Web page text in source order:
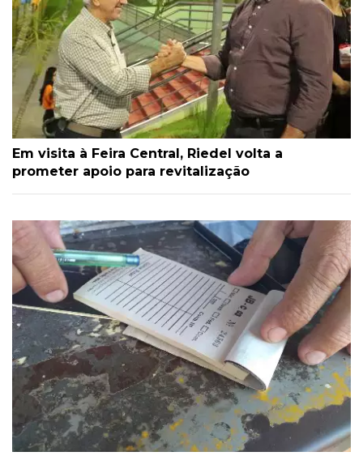
Em visita à Feira Central, Riedel volta a
prometer apoio para revitalização